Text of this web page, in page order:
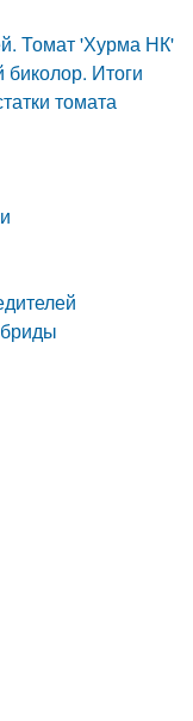
Томат 'Хурма НК'
биколор. Итоги
томата